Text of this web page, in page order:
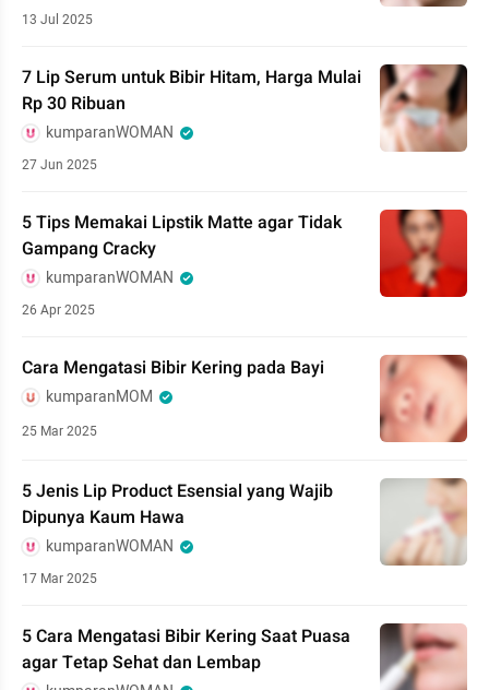
13 Jul 2025
7 Lip Serum untuk Bibir Hitam, Harga Mulai
Rp 30 Ribuan
kumparanWOMAN
27 Jun 2025
5 Tips Memakai Lipstik Matte agar Tidak
Gampang Cracky
kumparanWOMAN
26 Apr 2025
Cara Mengatasi Bibir Kering pada Bayi
kumparanMOM
25 Mar 2025
5 Jenis Lip Product Esensial yang Wajib
Dipunya Kaum Hawa
kumparanWOMAN
17 Mar 2025
5 Cara Mengatasi Bibir Kering Saat Puasa
agar Tetap Sehat dan Lembap